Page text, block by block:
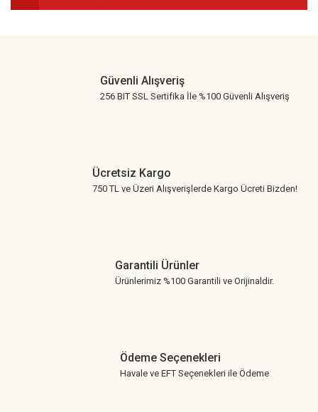
Güvenli Alışveriş
256 BIT SSL Sertifika İle %100 Güvenli Alışveriş
Ücretsiz Kargo
750 TL ve Üzeri Alışverişlerde Kargo Ücreti Bizden!
Garantili Ürünler
Ürünlerimiz %100 Garantili ve Orijinaldir.
Ödeme Seçenekleri
Havale ve EFT Seçenekleri ile Ödeme